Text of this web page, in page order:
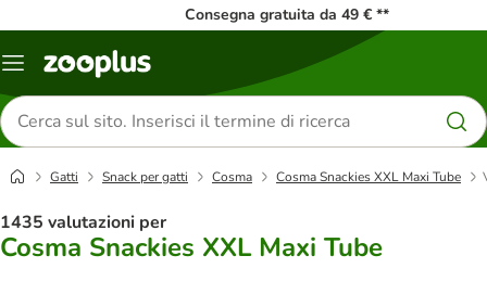
Consegna gratuita da 49 € **
Overview
Cerca
prodotti
Gatti Snack per gatti Cosma Cosma Snackies XXL Maxi Tube
1435 valutazioni per
Cosma Snackies XXL Maxi Tube